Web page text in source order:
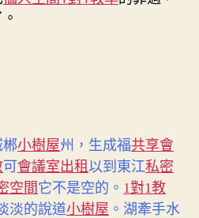
郴小樹屋州，生成福共享會
可會議室出租以到東江私密
空間 它不是空的。 1對1教
淡的說道小樹屋 。湖牽手水